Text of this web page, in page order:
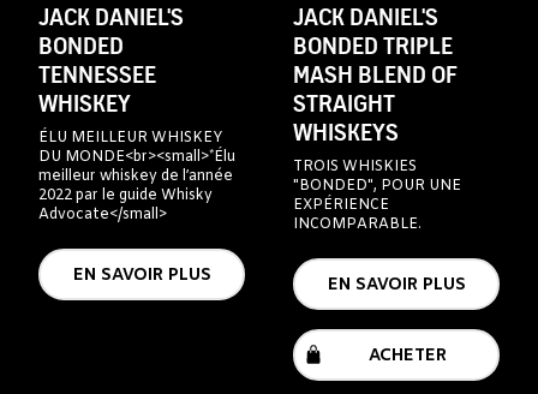
JACK DANIEL'S
BONDED
TENNESSEE
WHISKEY
ÉLU MEILLEUR WHISKEY
DU MONDE<br><small>*Élu
meilleur whiskey de l’année
2022 par le guide Whisky
Advocate</small>
EN SAVOIR PLUS
JACK DANIEL'S
BONDED TRIPLE
MASH BLEND OF
STRAIGHT
WHISKEYS
TROIS WHISKIES
"BONDED", POUR UNE
EXPÉRIENCE
INCOMPARABLE.
EN SAVOIR PLUS
ACHETER